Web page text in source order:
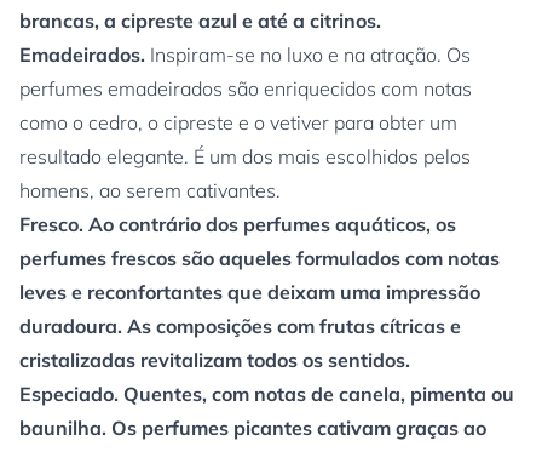
brancas, a cipreste azul e até a citrinos.
Emadeirados. Inspiram-se no luxo e na atração. Os
perfumes emadeirados são enriquecidos com notas
como o cedro, o cipreste e o vetiver para obter um
resultado elegante. É um dos mais escolhidos pelos
homens, ao serem cativantes.
Fresco. Ao contrário dos perfumes aquáticos, os
perfumes frescos são aqueles formulados com notas
leves e reconfortantes que deixam uma impressão
duradoura. As composições com frutas cítricas e
cristalizadas revitalizam todos os sentidos.
Especiado. Quentes, com notas de canela, pimenta ou
baunilha. Os perfumes picantes cativam graças ao